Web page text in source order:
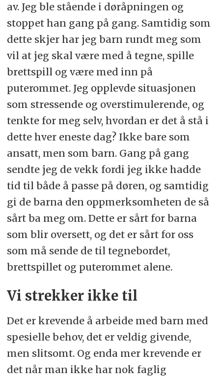
av. Jeg ble stående i døråpningen og
stoppet han gang på gang. Samtidig som
dette skjer har jeg barn rundt meg som
vil at jeg skal være med å tegne, spille
brettspill og være med inn på
puterommet. Jeg opplevde situasjonen
som stressende og overstimulerende, og
tenkte for meg selv, hvordan er det å stå i
dette hver eneste dag? Ikke bare som
ansatt, men som barn. Gang på gang
sendte jeg de vekk fordi jeg ikke hadde
tid til både å passe på døren, og samtidig
gi de barna den oppmerksomheten de så
sårt ba meg om. Dette er sårt for barna
som blir oversett, og det er sårt for oss
som må sende de til tegnebordet,
brettspillet og puterommet alene.
Vi strekker ikke til
Det er krevende å arbeide med barn med
spesielle behov, det er veldig givende,
men slitsomt. Og enda mer krevende er
det når man ikke har nok faglig